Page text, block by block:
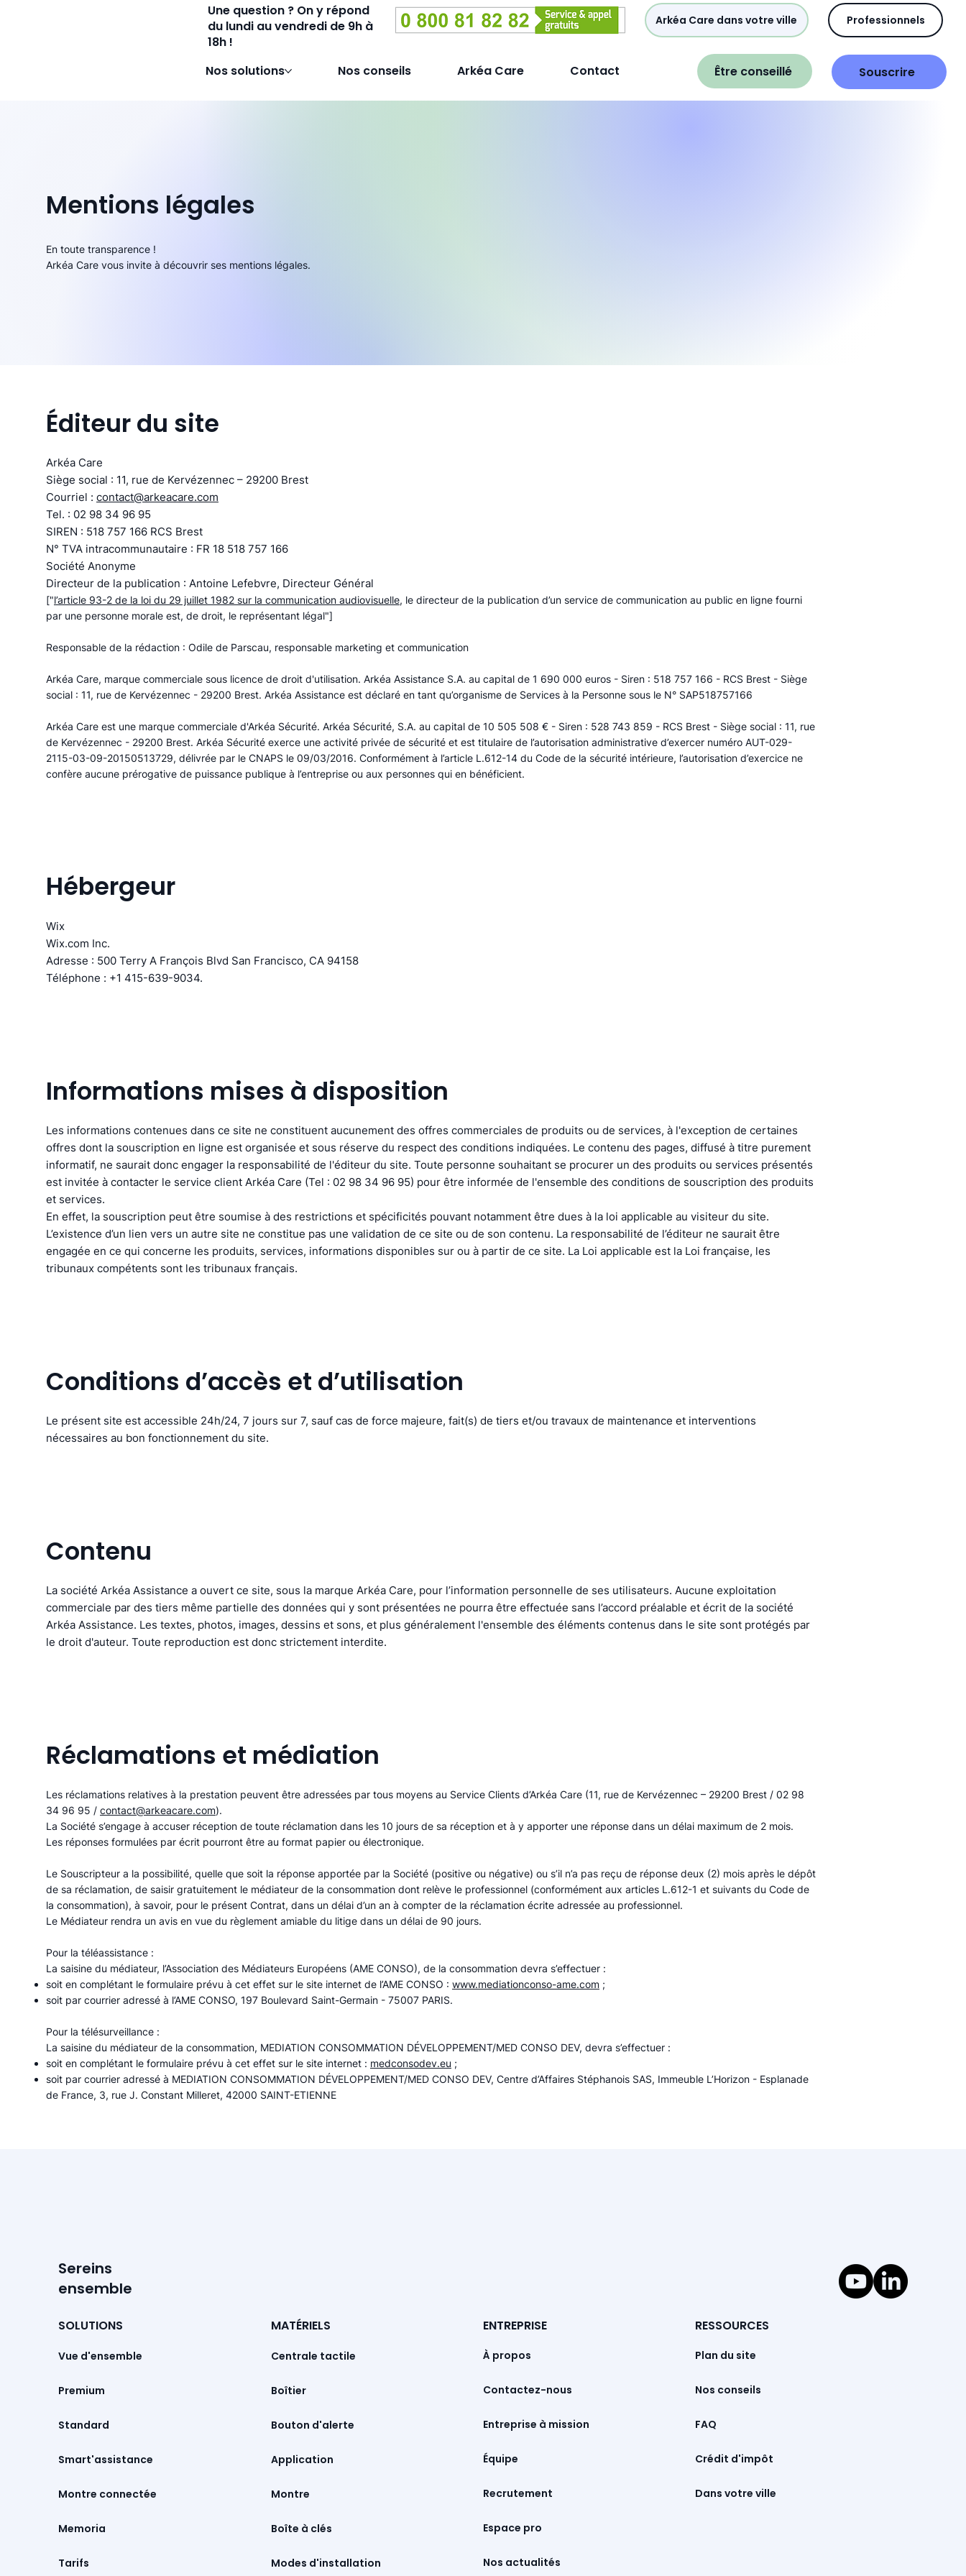
Une question ? On y répond
du lundi au vendredi de 9h à
18h !
Arkéa Care dans votre ville Professionnels
Nos solutions Nos conseils Arkéa Care Contact Être conseillé Souscrire
Mentions légales
En toute transparence !
Arkéa Care vous invite à découvrir ses mentions légales.
Éditeur du site
Arkéa Care
Siège social : 11, rue de Kervézennec – 29200 Brest
Courriel : contact@arkeacare.com
Tel. : 02 98 34 96 95
SIREN : 518 757 166 RCS Brest
N° TVA intracommunautaire : FR 18 518 757 166
Société Anonyme
Directeur de la publication : Antoine Lefebvre, Directeur Général
["l’article 93-2 de la loi du 29 juillet 1982 sur la communication audiovisuelle, le directeur de la publication d’un service de communication au public en ligne fourni
par une personne morale est, de droit, le représentant légal"]
Responsable de la rédaction : Odile de Parscau, responsable marketing et communication
Arkéa Care, marque commerciale sous licence de droit d'utilisation. Arkéa Assistance S.A. au capital de 1 690 000 euros - Siren : 518 757 166 - RCS Brest - Siège
social : 11, rue de Kervézennec - 29200 Brest. Arkéa Assistance est déclaré en tant qu’organisme de Services à la Personne sous le N° SAP518757166​
Arkéa Care est une marque commerciale d'Arkéa Sécurité. Arkéa Sécurité, S.A. au capital de 10 505 508 € - Siren : 528 743 859 - RCS Brest - Siège social : 11, rue
de Kervézennec - 29200 Brest. Arkéa Sécurité exerce une activité privée de sécurité et est titulaire de l’autorisation administrative d’exercer numéro AUT-029-
2115-03-09-20150513729, délivrée par le CNAPS le 09/03/2016. Conformément à l’article L.612-14 du Code de la sécurité intérieure, l’autorisation d’exercice ne
confère aucune prérogative de puissance publique à l’entreprise ou aux personnes qui en bénéficient.
Hébergeur
Wix
Wix.com Inc.
Adresse : 500 Terry A François Blvd San Francisco, CA 94158
Téléphone : +1 415-639-9034.
Informations mises à disposition
Les informations contenues dans ce site ne constituent aucunement des offres commerciales de produits ou de services, à l'exception de certaines
offres dont la souscription en ligne est organisée et sous réserve du respect des conditions indiquées. Le contenu des pages, diffusé à titre purement
informatif, ne saurait donc engager la responsabilité de l'éditeur du site. Toute personne souhaitant se procurer un des produits ou services présentés
est invitée à contacter le service client Arkéa Care (Tel : 02 98 34 96 95) pour être informée de l'ensemble des conditions de souscription des produits
et services.
En effet, la souscription peut être soumise à des restrictions et spécificités pouvant notamment être dues à la loi applicable au visiteur du site.
L’existence d’un lien vers un autre site ne constitue pas une validation de ce site ou de son contenu. La responsabilité de l’éditeur ne saurait être
engagée en ce qui concerne les produits, services, informations disponibles sur ou à partir de ce site. La Loi applicable est la Loi française, les
tribunaux compétents sont les tribunaux français.
Conditions d’accès et d’utilisation
Le présent site est accessible 24h/24, 7 jours sur 7, sauf cas de force majeure, fait(s) de tiers et/ou travaux de maintenance et interventions
nécessaires au bon fonctionnement du site.
Contenu
La société Arkéa Assistance a ouvert ce site, sous la marque Arkéa Care, pour l’information personnelle de ses utilisateurs. Aucune exploitation
commerciale par des tiers même partielle des données qui y sont présentées ne pourra être effectuée sans l’accord préalable et écrit de la société
Arkéa Assistance. Les textes, photos, images, dessins et sons, et plus généralement l'ensemble des éléments contenus dans le site sont protégés par
le droit d'auteur. Toute reproduction est donc strictement interdite.
Réclamations et médiation
Les réclamations relatives à la prestation peuvent être adressées par tous moyens au Service Clients d’Arkéa Care (11, rue de Kervézennec – 29200 Brest / 02 98
34 96 95 / contact@arkeacare.com).
La Société s’engage à accuser réception de toute réclamation dans les 10 jours de sa réception et à y apporter une réponse dans un délai maximum de 2 mois.
Les réponses formulées par écrit pourront être au format papier ou électronique.
Le Souscripteur a la possibilité, quelle que soit la réponse apportée par la Société (positive ou négative) ou s’il n’a pas reçu de réponse deux (2) mois après le dépôt
de sa réclamation, de saisir gratuitement le médiateur de la consommation dont relève le professionnel (conformément aux articles L.612-1 et suivants du Code de
la consommation), à savoir, pour le présent Contrat, dans un délai d’un an à compter de la réclamation écrite adressée au professionnel.
Le Médiateur rendra un avis en vue du règlement amiable du litige dans un délai de 90 jours.
Pour la téléassistance :
La saisine du médiateur, l’Association des Médiateurs Européens (AME CONSO), de la consommation devra s’effectuer :
soit en complétant le formulaire prévu à cet effet sur le site internet de l’AME CONSO : www.mediationconso-ame.com ;
soit par courrier adressé à l’AME CONSO, 197 Boulevard Saint-Germain - 75007 PARIS.
Pour la télésurveillance :
La saisine du médiateur de la consommation, MEDIATION CONSOMMATION DÉVELOPPEMENT/MED CONSO DEV, devra s’effectuer :
soit en complétant le formulaire prévu à cet effet sur le site internet : medconsodev.eu ;
soit par courrier adressé à MEDIATION CONSOMMATION DÉVELOPPEMENT/MED CONSO DEV, Centre d’Affaires Stéphanois SAS, Immeuble L’Horizon - Esplanade
de France, 3, rue J. Constant Milleret, 42000 SAINT-ETIENNE
Sereins
ensemble
SOLUTIONS
Vue d'ensemble
Premium
Standard
Smart'assistance
Montre connectée
Memoria
Tarifs
MATÉRIELS
Centrale tactile
Boîtier
Bouton d'alerte
Montre
Boîte à clés
Modes d'installation
ENTREPRISE
À propos
Contactez-nous
Entreprise à mission
Équipe
Recrutement
Espace pro
Nos actualités
RESSOURCES
Plan du site
Nos conseils
FAQ
Crédit d'impôt
Dans votre ville